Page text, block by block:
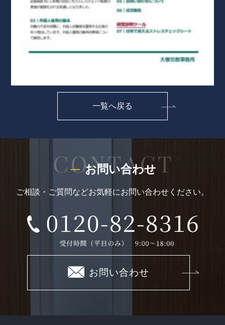
一覧へ戻る
お問い合わせ
ご相談・ご質問などお気軽にお問い合わせください。
お問い合わせ